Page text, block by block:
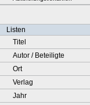
Listen
Titel
Autor / Beteiligte
Ort
Verlag
Jahr